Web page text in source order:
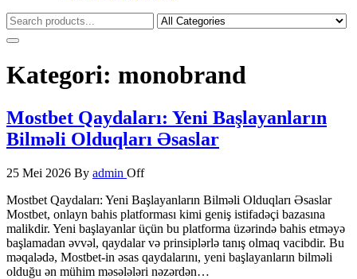
Kategori: monobrand
Mostbet Qaydaları: Yeni Başlayanların
Bilməli Olduqları Əsaslar
25 Mei 2026 By admin Off
Mostbet Qaydaları: Yeni Başlayanların Bilməli Olduqları Əsaslar
Mostbet, onlayn bahis platforması kimi geniş istifadəçi bazasına
malikdir. Yeni başlayanlar üçün bu platforma üzərində bahis etməyə
başlamadan əvvəl, qaydalar və prinsiplərlə tanış olmaq vacibdir. Bu
məqalədə, Mostbet-in əsas qaydalarını, yeni başlayanların bilməli
olduğu ən mühim məsələləri nəzərdən…